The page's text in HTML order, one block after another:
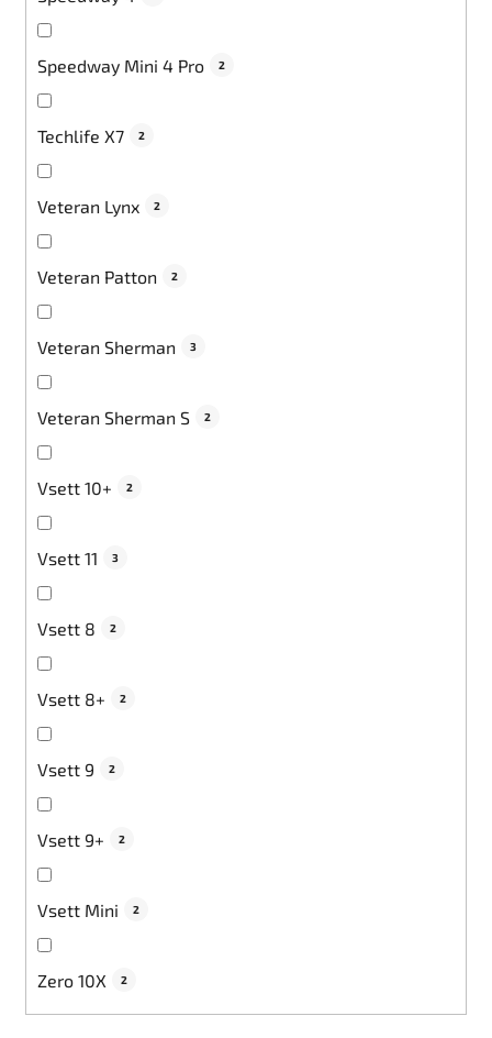
Speedway Mini 4 Pro 2
Techlife X7 2
Veteran Lynx 2
Veteran Patton 2
Veteran Sherman 3
Veteran Sherman S 2
Vsett 10+ 2
Vsett 11 3
Vsett 8 2
Vsett 8+ 2
Vsett 9 2
Vsett 9+ 2
Vsett Mini 2
Zero 10X 2